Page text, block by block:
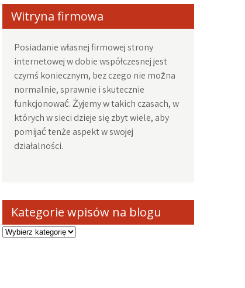
Witryna firmowa
Posiadanie własnej firmowej strony
internetowej w dobie współczesnej jest
czymś koniecznym, bez czego nie można
normalnie, sprawnie i skutecznie
funkcjonować. Żyjemy w takich czasach, w
których w sieci dzieje się zbyt wiele, aby
pomijać tenże aspekt w swojej
działalności.
Kategorie wpisów na blogu
Kategorie